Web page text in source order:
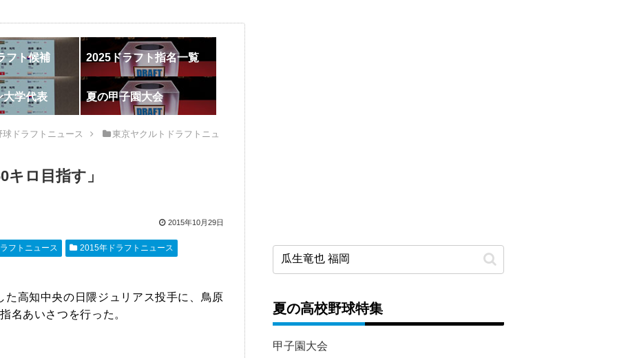
フト候補 2025ドラフト指名一覧
大学代表 夏の甲子園大会
球ドラフトニュース 東京ヤクルトドラフトニュ
ロ目指す」
2015年10月29日
フトニュース 2015年ドラフトニュース
高知中央の日隈ジュリアス投手に、鳥原
名あいさつを行った。
夏の高校野球特集
甲子園大会